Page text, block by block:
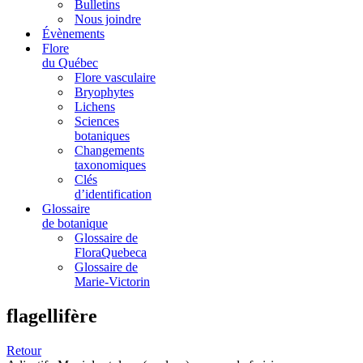
Bulletins
Nous joindre
Évènements
Flore
du Québec
Flore vasculaire
Bryophytes
Lichens
Sciences
botaniques
Changements
taxonomiques
Clés
d’identification
Glossaire
de botanique
Glossaire de
FloraQuebeca
Glossaire de
Marie-Victorin
flagellifère
Retour